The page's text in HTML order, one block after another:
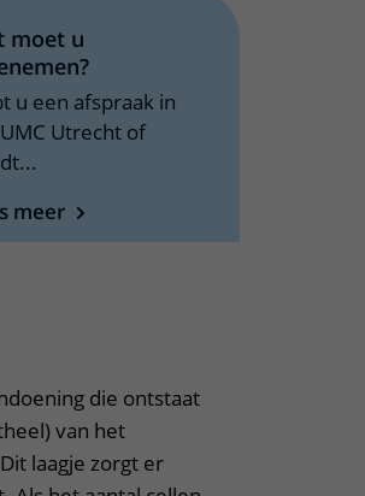
moet u
u een afspraak in
Utrecht of
meer
die ontstaat
van het
laagje zorgt er